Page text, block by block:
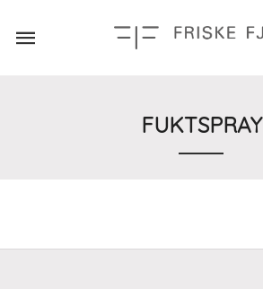
innholdet
FUKTSPRAY